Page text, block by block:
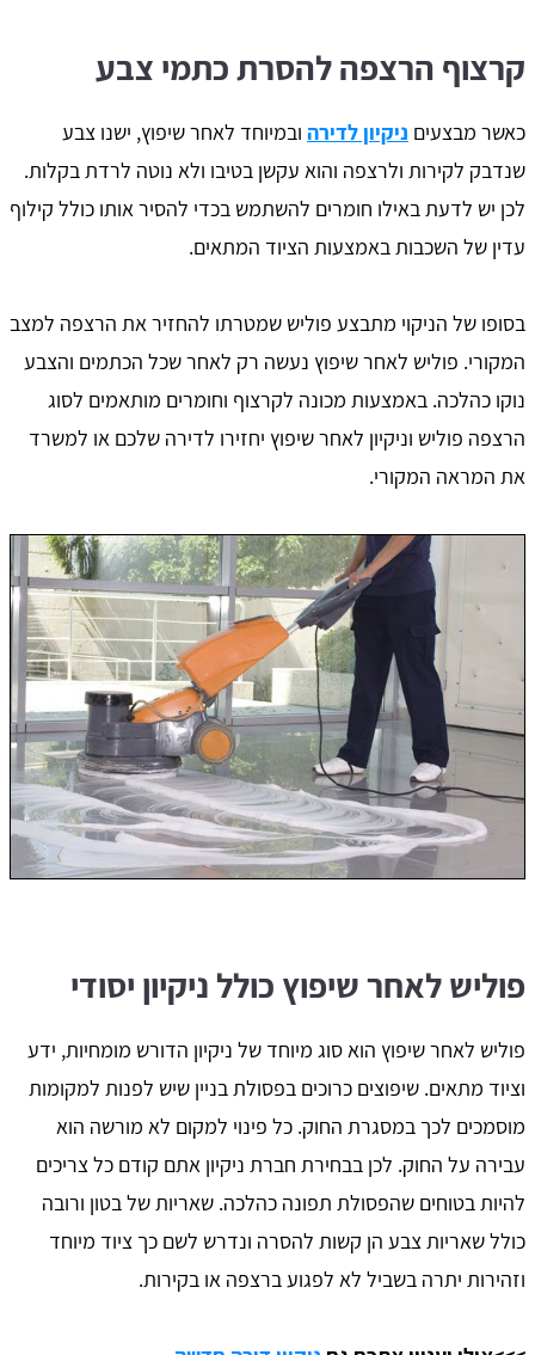
קרצוף הרצפה להסרת כתמי צבע
כאשר מבצעים ניקיון לדירה ובמיוחד לאחר שיפוץ, ישנו צבע
שנדבק לקירות ולרצפה והוא עקשן בטיבו ולא נוטה לרדת בקלות.
לכן יש לדעת באילו חומרים להשתמש בכדי להסיר אותו כולל קילוף
עדין של השכבות באמצעות הציוד המתאים.
בסופו של הניקוי מתבצע פוליש שמטרתו להחזיר את הרצפה למצב
המקורי. פוליש לאחר שיפוץ נעשה רק לאחר שכל הכתמים והצבע
נוקו כהלכה. באמצעות מכונה לקרצוף וחומרים מותאמים לסוג
הרצפה פוליש וניקיון לאחר שיפוץ יחזירו לדירה שלכם או למשרד
את המראה המקורי.
פוליש לאחר שיפוץ כולל ניקיון יסודי
פוליש לאחר שיפוץ הוא סוג מיוחד של ניקיון הדורש מומחיות, ידע
וציוד מתאים. שיפוצים כרוכים בפסולת בניין שיש לפנות למקומות
מוסמכים לכך במסגרת החוק. כל פינוי למקום לא מורשה הוא
עבירה על החוק. לכן בבחירת חברת ניקיון אתם קודם כל צריכים
להיות בטוחים שהפסולת תפונה כהלכה. שאריות של בטון ורובה
כולל שאריות צבע הן קשות להסרה ונדרש לשם כך ציוד מיוחד
וזהירות יתרה בשביל לא לפגוע ברצפה או בקירות.